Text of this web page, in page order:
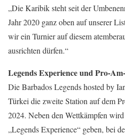
„Die Karibik steht seit der
Jahr 2020 ganz oben auf unserer
wir ein Turnier auf diesem
ausrichten dürfen.“
Legends Experience und Pro-
Die Barbados Legends hosted by
Türkei die zweite Station auf dem
2024. Neben den Wettkämpfen
„Legends Experience“ geben, bei